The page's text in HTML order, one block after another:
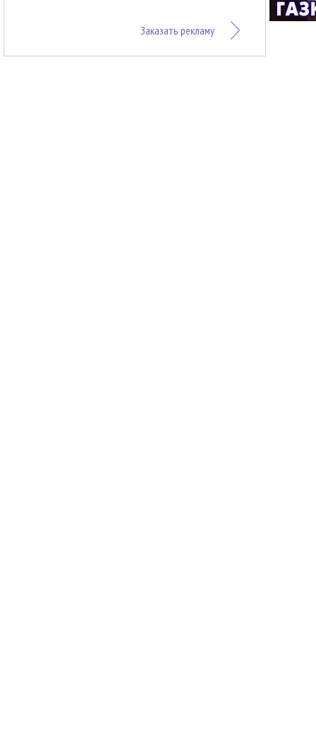
Заказать рекламу